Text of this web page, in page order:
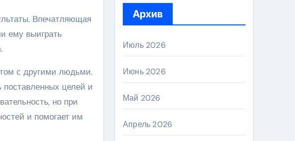
Впечатляющая
ему выиграть
с другими людьми.
поставленных целей и
но при
и помогает им
Архив
Июль 2026
Июнь 2026
Май 2026
Апрель 2026